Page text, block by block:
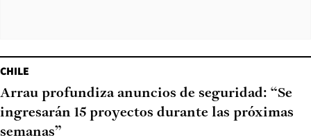
CHILE
Arrau profundiza anuncios de seguridad: “Se
ingresarán 15 proyectos durante las próximas
semanas”